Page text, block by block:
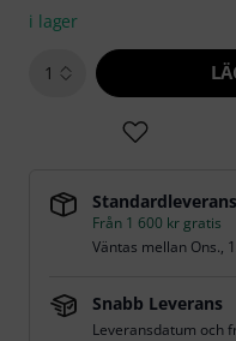
i lager
1
Standardleverans
Från 1 600 kr gratis
Väntas mellan Ons.,
Snabb Leverans
Leveransdatum och